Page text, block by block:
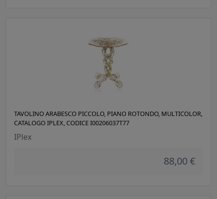
TAVOLINO ARABESCO PICCOLO, PIANO ROTONDO, MULTICOLOR,
CATALOGO IPLEX, CODICE I00206037T77
IPlex
88,00 €